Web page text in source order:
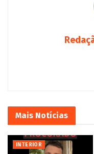
Mais Notícias
INTERIOR